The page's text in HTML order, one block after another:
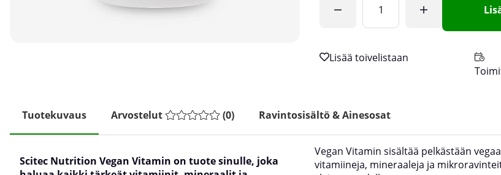
Tuotekuvaus Arvostelut (0) Ravintosisältö & Ainesosat
Scitec Nutrition Vegan Vitamin on tuote sinulle, joka
Vegan Vitamin sisältää pelkästään
vitamiineja, mineraaleja ja